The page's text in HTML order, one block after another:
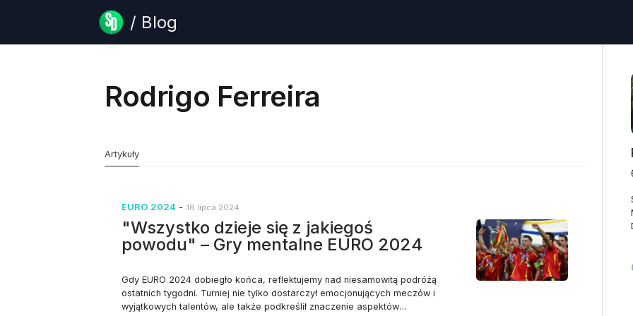
/ Blog
Rodrigo Ferreira
Artykuły
EURO 2024 - 18 lipca 2024
"Wszystko dzieje się z jakiegoś
powodu" – Gry mentalne EURO 2024
Gdy EURO 2024 dobiegło końca, reflektujemy nad niesamowitą podróżą
ostatnich tygodni. Turniej nie tylko dostarczył emocjonujących meczów i
wyjątkowych talentów, ale także podkreślił znaczenie aspektów